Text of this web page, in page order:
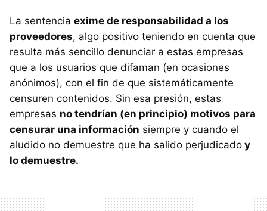
La sentencia exime de responsabilidad a los
proveedores, algo positivo teniendo en cuenta que
resulta más sencillo denunciar a estas empresas
que a los usuarios que difaman (en ocasiones
anónimos), con el fin de que sistemáticamente
censuren contenidos. Sin esa presión, estas
empresas no tendrían (en principio) motivos para
censurar una información siempre y cuando el
aludido no demuestre que ha salido perjudicado y
lo demuestre.